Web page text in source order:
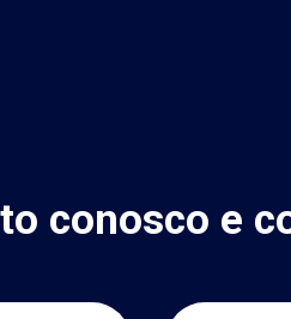
conosco e